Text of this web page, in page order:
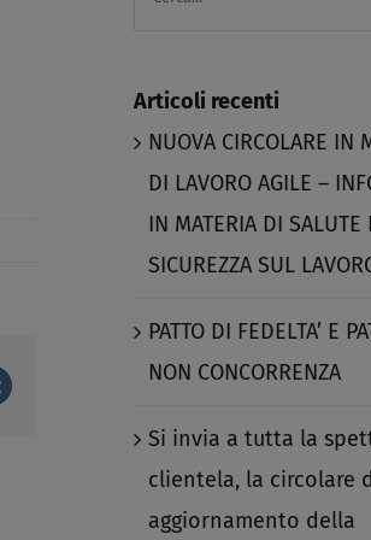
Vk
Articoli recenti
NUOVA CIRCOLARE IN
DI LAVORO AGILE –
IN MATERIA DI SALUTE
SICUREZZA SUL
PATTO DI FEDELTA’ E
NON CONCORRENZA​
Si invia a tutta la
clientela, la circolare
aggiornamento della